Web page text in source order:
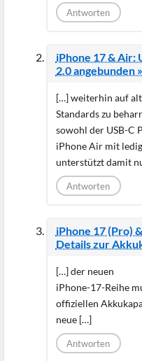
Antworten
iPhone 17 & Air:
2.0 angebunden
[…] weiterhin auf
Standards zu
sowohl der USB-C
iPhone Air mit
unterstützt damit
Antworten
iPhone 17 (Pro)
Details zur
[…] der neuen
iPhone-17-Reihe
offiziellen
neue […]
Antworten